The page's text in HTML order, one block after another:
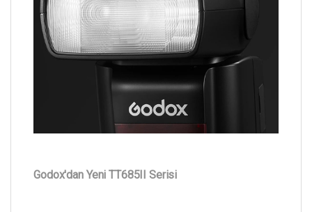
Godox'dan Yeni TT685II Serisi